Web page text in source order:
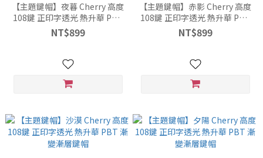
【主題鍵帽】夜暮 Cherry 高度
108鍵 正印字透光 熱升華 PBT
漸變漸層鍵帽
NT$899
【主題鍵帽】赤影 Cherry 高度
108鍵 正印字透光 熱升華 PBT
漸變漸層鍵帽
NT$899